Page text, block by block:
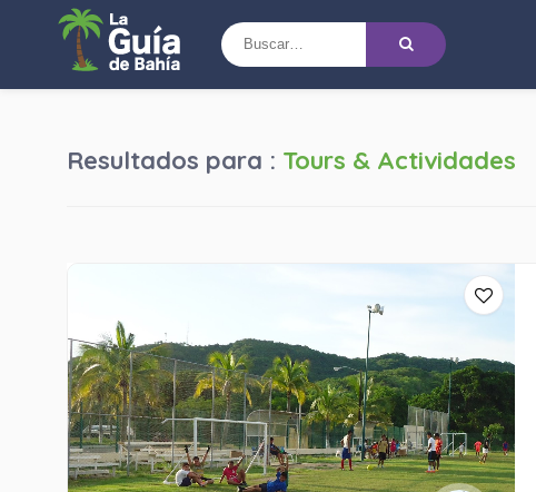
Resultados para : Tours & Actividades